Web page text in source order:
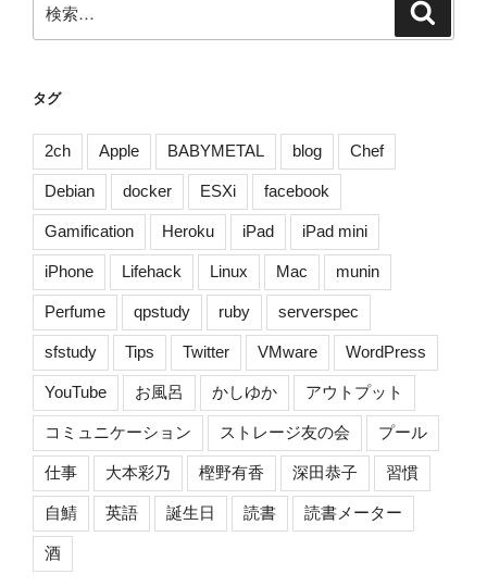
い
ら
の
る
毛
布
と
も
こ
も
シ
ュ
ズ
を
オ
ス
ス
メ
索:
タグ
2ch Apple BABYMETAL blog Chef
Debian docker ESXi facebook
Gamification Heroku iPad iPad mini
iPhone Lifehack Linux Mac munin
Perfume qpstudy ruby serverspec
sfstudy Tips Twitter VMware WordPress
YouTube お風呂 かしゆか アウトプット
コミュニケーション ストレージ友の会 プール
仕事 大本彩乃 樫野有香 深田恭子 習慣
自鯖 英語 誕生日 読書 読書メーター
酒